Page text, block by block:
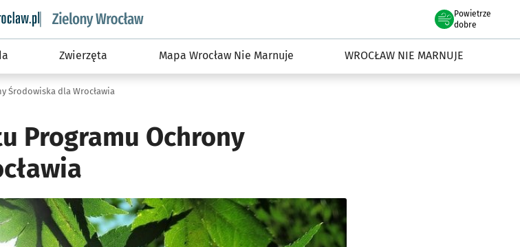
informacyjny wroclaw.pl podserwis: Środowisko we Wrocławiu
Powietrze
we Wrocławiu
dobre
Zwierzęta Mapa Wrocław Nie Marnuje WROCŁAW NIE MARNUJE
Środowiska dla Wrocławia
Programu Ochrony